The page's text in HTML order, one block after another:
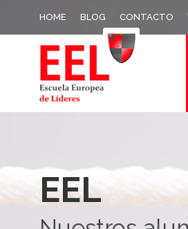
HOME BLOG CONTACTO
EEL